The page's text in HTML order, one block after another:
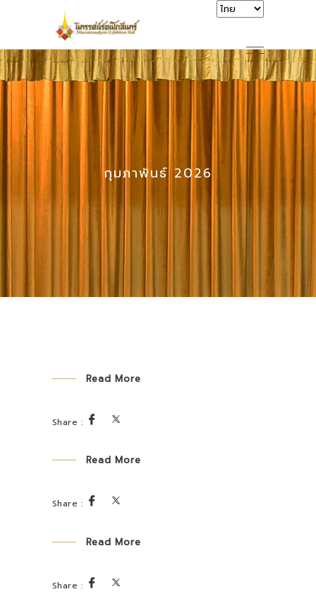
กุมภาพันธ์ 2026
Read More
Read More
Read More